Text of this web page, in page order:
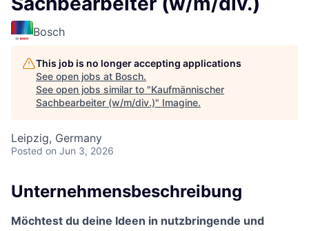
Bosch
This job is no longer accepting applications
See open jobs at Bosch.
See open jobs similar to "Kaufmännischer
Sachbearbeiter (w/m/div.)" Imagine.
Leipzig, Germany
Posted on Jun 3, 2026
Unternehmensbeschreibung
Möchtest du deine Ideen in nutzbringende und